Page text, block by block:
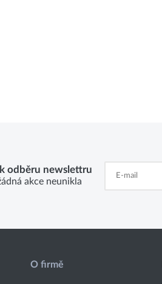
odběru newslettru
akce neunikla
O firmě